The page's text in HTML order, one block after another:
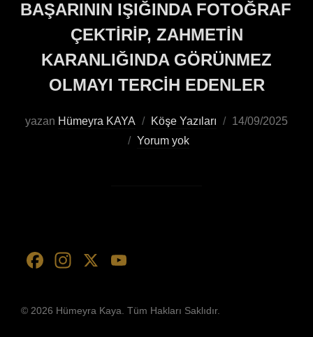
BAŞARININ IŞIĞINDA FOTOĞRAF
ÇEKTİRİP, ZAHMETİN
KARANLIĞINDA GÖRÜNMEZ
OLMAYI TERCİH EDENLER
yazan Hümeyra KAYA Köşe Yazıları
14/09/2025
Yorum yok
F
c
In
a
X
u
© 2026 Hümeyra Kaya. Tüm Hakları Saklıdır.